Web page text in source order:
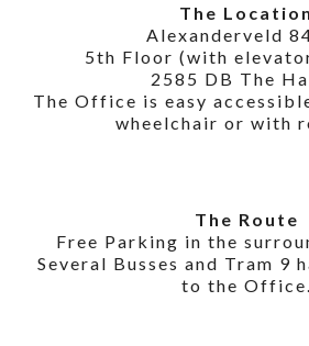
The Location
Alexanderveld
5th Floor (with
2585 DB The
The Office is easy
wheelchair or with
The Route
Free Parking in the
Several Busses and Tram 9
to the Office.